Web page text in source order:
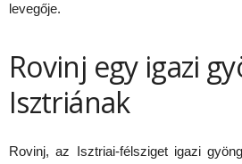
levegője.
Rovinj egy igazi
Isztriának
Rovinj, az Isztriai-félsziget igazi